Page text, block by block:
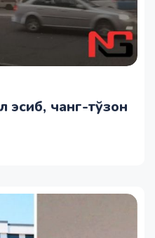
эсиб, чанг-тўзон